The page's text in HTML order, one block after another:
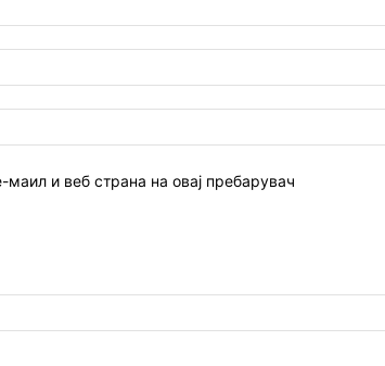
маил и веб страна на овај пребарувач